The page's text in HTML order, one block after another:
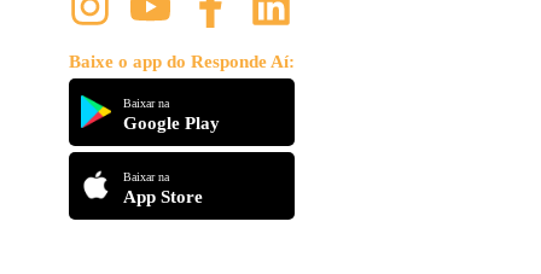
Baixe o app do Responde Aí:
Baixar na
Google Play
Baixar na
App Store